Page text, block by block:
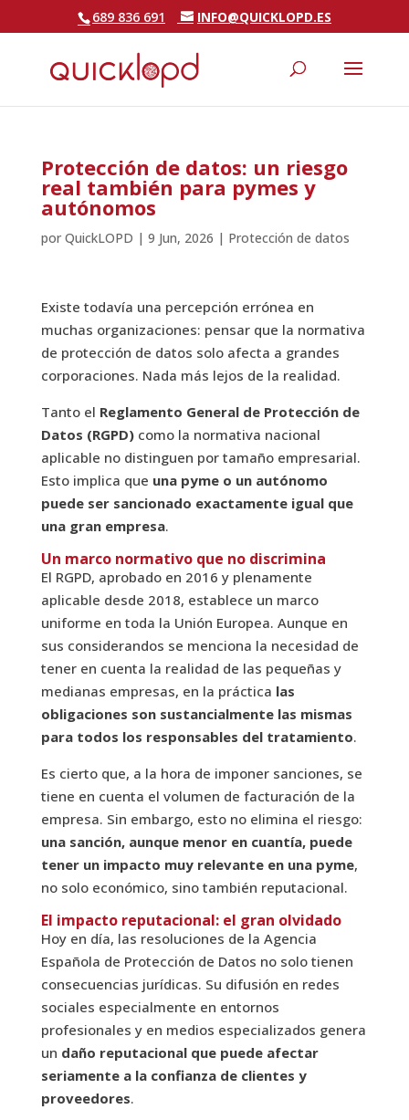
689 836 691 INFO@QUICKLOPD.ES
Protección de datos: un riesgo
real también para pymes y
autónomos
por QuickLOPD | 9 Jun, 2026 | Protección de datos
Existe todavía una percepción errónea en
muchas organizaciones: pensar que la normativa
de protección de datos solo afecta a grandes
corporaciones. Nada más lejos de la realidad.
Tanto el Reglamento General de Protección de
Datos (RGPD)como la normativa nacional
aplicable no distinguen por tamaño empresarial.
Esto implica que una pyme o un autónomo
puede ser sancionado exactamente igual que
una gran empresa.
Un marco normativo que no discrimina
El RGPD, aprobado en 2016 y plenamente
aplicable desde 2018, establece un marco
uniforme en toda la Unión Europea. Aunque en
sus considerandos se menciona la necesidad de
tener en cuenta la realidad de las pequeñas y
medianas empresas, en la práctica las
obligaciones son sustancialmente las mismas
para todos los responsables del tratamiento.
Es cierto que, a la hora de imponer sanciones, se
tiene en cuenta el volumen de facturación de la
empresa. Sin embargo, esto no elimina el riesgo:
una sanción, aunque menor en cuantía, puede
tener un impacto muy relevante en una pyme,
no solo económico, sino también reputacional.
El impacto reputacional: el gran olvidado
Hoy en día, las resoluciones de la Agencia
Española de Protección de Datos no solo tienen
consecuencias jurídicas. Su difusión en redes
sociales especialmente en entornos
profesionales y en medios especializados genera
un daño reputacional que puede afectar
seriamente a la confianza de clientes y
proveedores.